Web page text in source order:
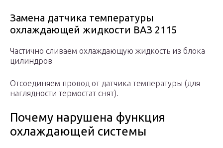
Замена датчика температуры
охлаждающей жидкости ВАЗ 2115
Частично сливаем охлаждающую жидкость из блока
цилиндров
Отсоединяем провод от датчика температуры (для
наглядности термостат снят).
Почему нарушена функция
охлаждающей системы